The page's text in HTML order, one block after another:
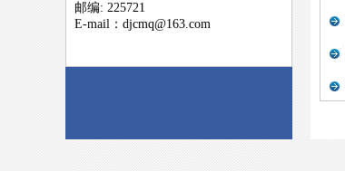
邮编: 225721
E-mail：djcmq@163.com